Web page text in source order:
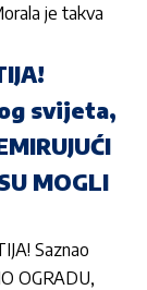
je takva
svijeta,
MOGLI
Saznao
OGRADU,